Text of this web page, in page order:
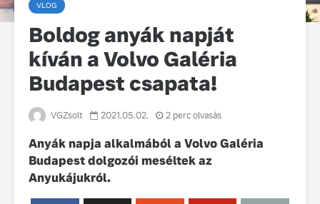
VLOG
Boldog anyák napját
kíván a Volvo Galéria
Budapest csapata!
VGZsolt 2021.05.02. 2 perc olvasás
Anyák napja alkalmából a Volvo Galéria
Budapest dolgozói meséltek az
Anyukájukról.